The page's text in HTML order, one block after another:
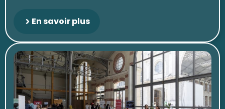
En savoir plus